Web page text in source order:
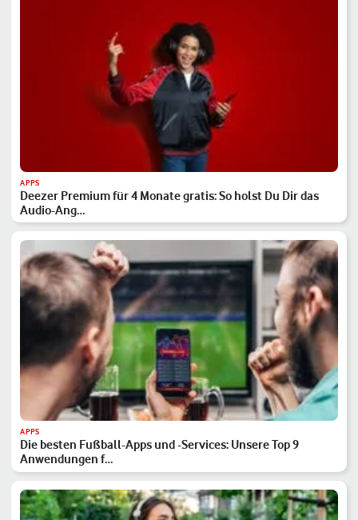
APPS
Deezer Premium für 4 Monate gratis: So holst Du Dir das
Audio-Ang…
APPS
Die besten Fußball-Apps und -Services: Unsere Top 9
Anwendungen f…